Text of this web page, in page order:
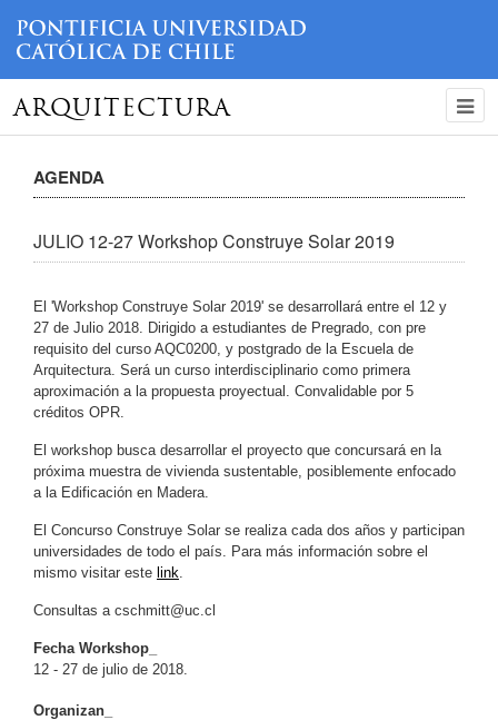
ARQUITECTURA
AGENDA
JULIO 12-27 Workshop Construye Solar 2019
El 'Workshop Construye Solar 2019' se desarrollará entre el 12 y
27 de Julio 2018. Dirigido a estudiantes de Pregrado, con pre
requisito del curso AQC0200, y postgrado de la Escuela de
Arquitectura. Será un curso interdisciplinario como primera
aproximación a la propuesta proyectual. Convalidable por 5
créditos OPR.
El workshop busca desarrollar el proyecto que concursará en la
próxima muestra de vivienda sustentable, posiblemente enfocado
a la Edificación en Madera.
El Concurso Construye Solar se realiza cada dos años y participan
universidades de todo el país. Para más información sobre el
mismo visitar este link
Consultas a cschmitt@uc.cl
Fecha Workshop_
12 - 27 de julio de 2018.
Organizan_